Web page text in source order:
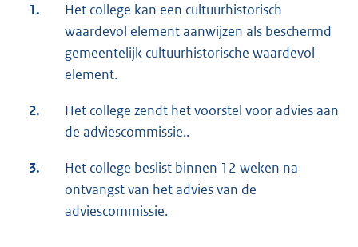
1.
Het college kan een cultuurhistorisch
waardevol element aanwijzen als beschermd
gemeentelijk cultuurhistorische waardevol
element.
2.
Het college zendt het voorstel voor advies aan
de adviescommissie..
3.
Het college beslist binnen 12 weken na
ontvangst van het advies van de
adviescommissie.